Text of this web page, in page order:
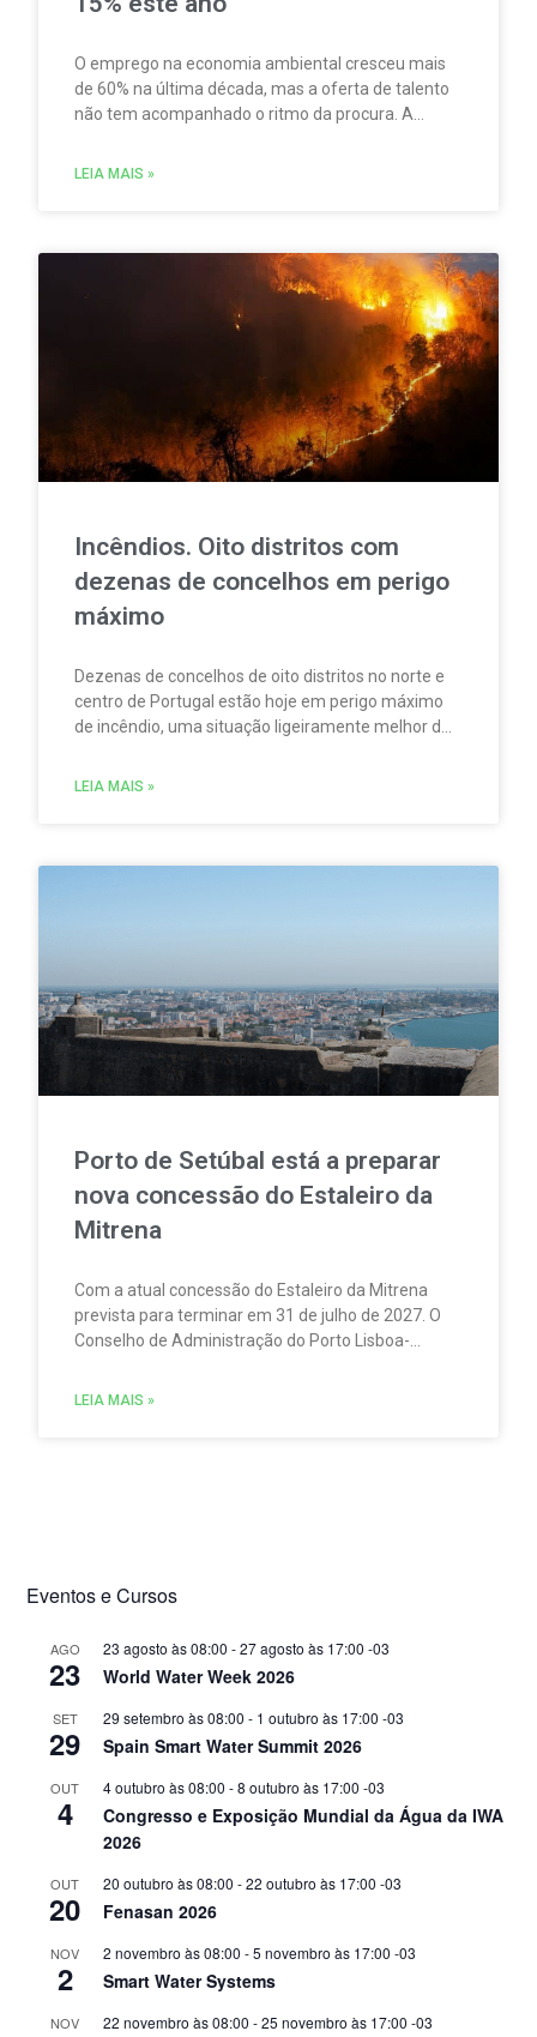
O emprego na economia ambiental cresceu mais
de 60% na última década, mas a oferta de talento
não tem acompanhado o ritmo da procura. A
fatores limitadores do crescimento do setor.
LEIA MAIS »
Incêndios. Oito distritos com
dezenas de concelhos em perigo
máximo
Dezenas de concelhos de oito distritos no norte e
centro de Portugal estão hoje em perigo máximo
de incêndio, uma situação ligeiramente melhor do
LEIA MAIS »
Porto de Setúbal está a preparar
nova concessão do Estaleiro da
Mitrena
Com a atual concessão do Estaleiro da Mitrena
prevista para terminar em 31 de julho de 2027. O
Conselho de Administração do Porto Lisboa-
procedimento concursal. Para a contratação de
LEIA MAIS »
Eventos e Cursos
AGO
23
23 agosto às 08:00 -27 agosto às 17:00 -03
World Water Week 2026
SET
29
29 setembro às 08:00 - 1 outubro às 17:00 -03
Spain Smart Water Summit 2026
OUT
4
4 outubro às 08:00 -8 outubro às 17:00 -03
Congresso e Exposição Mundial da Água da IWA
2026
OUT
20
20 outubro às 08:00 -22 outubro às 17:00 -03
Fenasan 2026
NOV
2
2 novembro às 08:00 -5 novembro às 17:00 -03
Smart Water Systems
NOV 22 novembro às 08:00 -25 novembro às 17:00 -03